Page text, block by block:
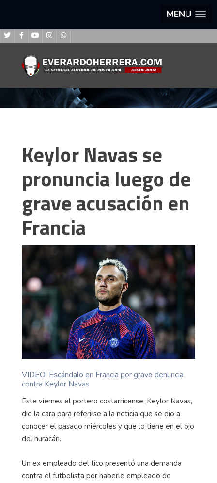
MENU
Keylor Navas se
pronuncia luego de
grave acusación en
Francia
VIDEO: Escándalo en Francia por grave denuncia
contra Keylor Navas
Este viernes el portero costarricense, Keylor Navas,
dio la cara para referirse a la noticia que se dio a
conocer el pasado miércoles y que lo tiene en el ojo
del huracán.
Un ex empleado del tico presentó una demanda
contra el futbolista por haberle empleado de